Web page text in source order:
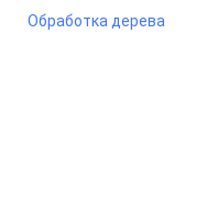
Обработка дерева